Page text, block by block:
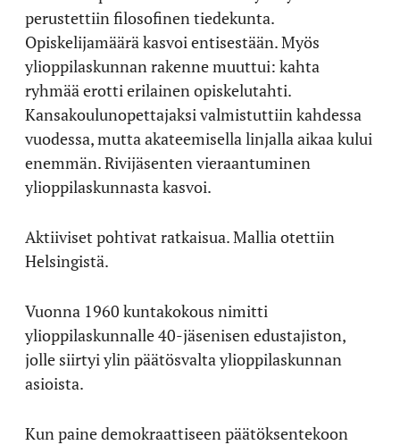
perustettiin filosofinen tiedekunta.
Opiskelijamäärä kasvoi entisestään. Myös
ylioppilaskunnan rakenne muuttui: kahta
ryhmää erotti erilainen opiskelutahti.
Kansakoulunopettajaksi valmistuttiin kahdessa
vuodessa, mutta akateemisella linjalla aikaa kului
enemmän. Rivijäsenten vieraantuminen
ylioppilaskunnasta kasvoi.
Aktiiviset pohtivat ratkaisua. Mallia otettiin
Helsingistä.
Vuonna 1960 kuntakokous nimitti
ylioppilaskunnalle 40-jäsenisen edustajiston,
jolle siirtyi ylin päätösvalta ylioppilaskunnan
asioista.
Kun paine demokraattiseen päätöksentekoon